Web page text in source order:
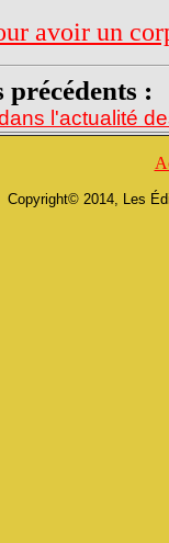
avoir un
précédents :
l'actualité
Copyright© 2014, Les